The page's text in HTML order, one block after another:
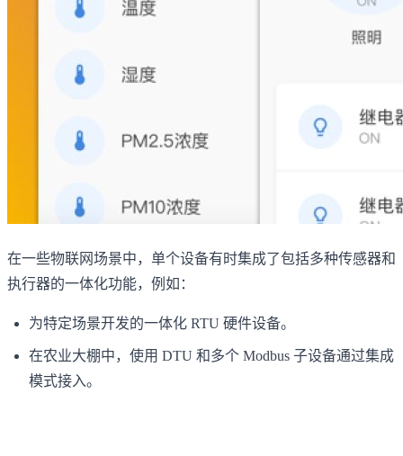
在一些物联网场景中，单个设备有时集成了包括多种传感器和
执行器的一体化功能，例如：
为特定场景开发的一体化 RTU 硬件设备。
在农业大棚中，使用 DTU 和多个 Modbus 子设备通过集成
模式接入。